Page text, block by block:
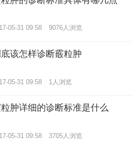
05-31 09:58 9076人浏览
该怎样诊断霰粒肿
05-31 09:58 1人浏览
肿详细的诊断标准是什么
05-31 09:58 3705人浏览